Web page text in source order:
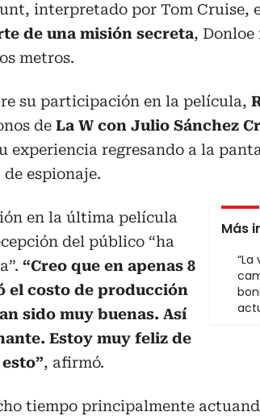
interpretado por Tom Cruise,
de una misión secreta, Donloe
metros.
su participación en la película,
de La W con Julio Sánchez
experiencia regresando a la
espionaje.
Más
en la última película
del público “ha
“Creo que en apenas 8
el costo de producción
sido muy buenas. Así
Estoy muy feliz de
, afirmó.
tiempo principalmente